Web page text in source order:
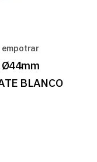
Ø44mm
BLANCO